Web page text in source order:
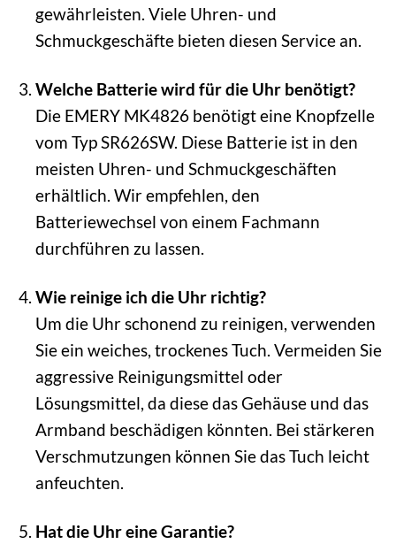
gewährleisten. Viele Uhren- und
Schmuckgeschäfte bieten diesen Service an.
Welche Batterie wird für die Uhr benötigt?
Die EMERY MK4826 benötigt eine Knopfzelle
vom Typ SR626SW. Diese Batterie ist in den
meisten Uhren- und Schmuckgeschäften
erhältlich. Wir empfehlen, den
Batteriewechsel von einem Fachmann
durchführen zu lassen.
Wie reinige ich die Uhr richtig?
Um die Uhr schonend zu reinigen, verwenden
Sie ein weiches, trockenes Tuch. Vermeiden Sie
aggressive Reinigungsmittel oder
Lösungsmittel, da diese das Gehäuse und das
Armband beschädigen könnten. Bei stärkeren
Verschmutzungen können Sie das Tuch leicht
anfeuchten.
Hat die Uhr eine Garantie?